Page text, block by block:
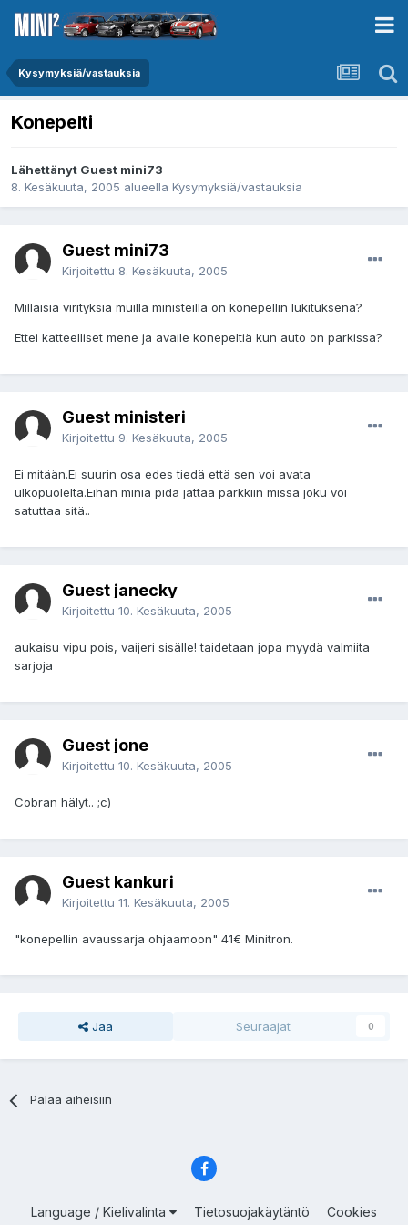
Kysymyksiä/vastauksia
Konepelti
Lähettänyt Guest mini73
8. Kesäkuuta, 2005 alueella Kysymyksiä/vastauksia
Guest mini73
Kirjoitettu 8. Kesäkuuta, 2005
Millaisia virityksiä muilla ministeillä on konepellin lukituksena?
Ettei katteelliset mene ja availe konepeltiä kun auto on parkissa?
Guest ministeri
Kirjoitettu 9. Kesäkuuta, 2005
Ei mitään.Ei suurin osa edes tiedä että sen voi avata
ulkopuolelta.Eihän miniä pidä jättää parkkiin missä joku voi
satuttaa sitä..
Guest janecky
Kirjoitettu 10. Kesäkuuta, 2005
aukaisu vipu pois, vaijeri sisälle! taidetaan jopa myydä valmiita
sarjoja
Guest jone
Kirjoitettu 10. Kesäkuuta, 2005
Cobran hälyt.. ;c)
Guest kankuri
Kirjoitettu 11. Kesäkuuta, 2005
"konepellin avaussarja ohjaamoon" 41€ Minitron.
Jaa Seuraajat 0
Palaa aiheisiin
Language / Kielivalinta Tietosuojakäytäntö Cookies